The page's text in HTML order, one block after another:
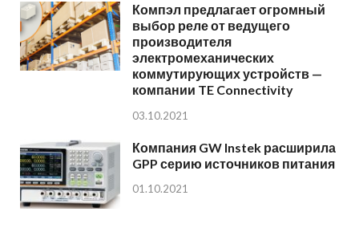
Компэл предлагает огромный
выбор реле от ведущего
производителя
электромеханических
коммутирующих устройств —
компании TE Connectivity
03.10.2021
Компания GW Instek расширила
GPP серию источников питания
01.10.2021